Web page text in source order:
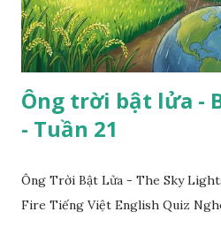
Ông trời bật lửa -
- Tuần 21
Ông Trời Bật Lửa - The Sky
Fire Tiếng Việt English Quiz